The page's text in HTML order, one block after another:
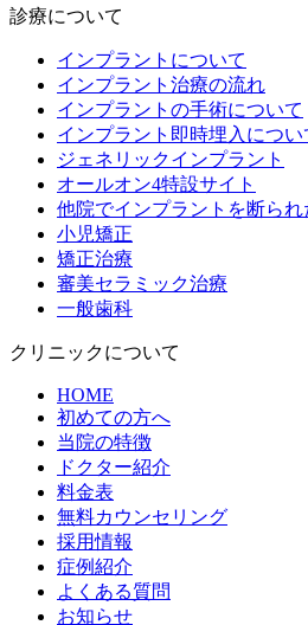
診療について
インプラントについて
インプラント治療の流れ
インプラントの手術について
インプラント即時埋入につい
ジェネリックインプラント
オールオン4特設サイト
他院でインプラントを断られ
小児矯正
矯正治療
審美セラミック治療
一般歯科
クリニックについて
HOME
初めての方へ
当院の特徴
ドクター紹介
料金表
無料カウンセリング
採用情報
症例紹介
よくある質問
お知らせ